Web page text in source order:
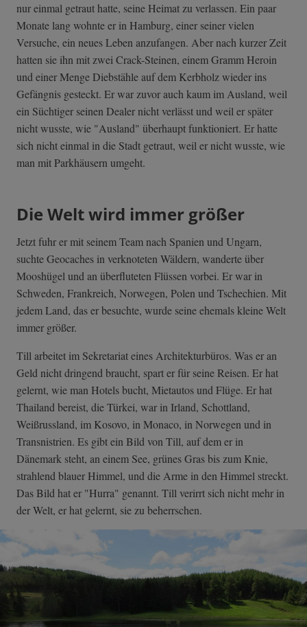
nur einmal getraut hatte, seine Heimat zu verlassen. Ein paar
Monate lang wohnte er in Hamburg, einer seiner vielen
Versuche, ein neues Leben anzufangen. Aber nach kurzer Zeit
hatten sie ihn mit zwei Crack-Steinen, einem Gramm Heroin
und einer Menge Diebstähle auf dem Kerbholz wieder ins
Gefängnis gesteckt. Er war zuvor auch kaum im Ausland, weil
ein Süchtiger seinen Dealer nicht verlässt und weil er später
nicht wusste, wie "Ausland" überhaupt funktioniert. Er hatte
sich nicht einmal in die Stadt getraut, weil er nicht wusste, wie
man mit Parkhäusern umgeht.
Die Welt wird immer größer
Jetzt fuhr er mit seinem Team nach Spanien und Ungarn,
suchte Geocaches in verknoteten Wäldern, wanderte über
Mooshügel und an überfluteten Flüssen vorbei. Er war in
Schweden, Frankreich, Norwegen, Polen und Tschechien. Mit
jedem Land, das er besuchte, wurde seine ehemals kleine Welt
immer größer.
Till arbeitet im Sekretariat eines Architekturbüros. Was er an
Geld nicht dringend braucht, spart er für seine Reisen. Er hat
gelernt, wie man Hotels bucht, Mietautos und Flüge. Er hat
Thailand bereist, die Türkei, war in Irland, Schottland,
Weißrussland, im Kosovo, in Monaco, in Norwegen und in
Transnistrien. Es gibt ein Bild von Till, auf dem er in
Dänemark steht, an einem See, grünes Gras bis zum Knie,
strahlend blauer Himmel, und die Arme in den Himmel streckt.
Das Bild hat er "Hurra" genannt. Till verirrt sich nicht mehr in
der Welt, er hat gelernt, sie zu beherrschen.